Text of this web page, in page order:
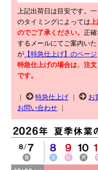
上記出荷日は目安です。
のタイミングによっては
のでご了承ください。正
するメールにてご案内いた
が 【特急仕上げ】のページ
特急仕上げの場合は、注
です。
｜ 特急仕上げ ｜ お
お問い合わせ ｜